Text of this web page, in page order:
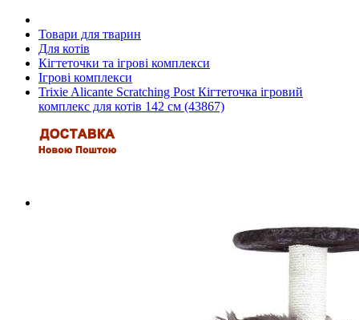
Товари для тварин
Для котів
Кігтеточки та ігрові комплекси
Ігрові комплекси
Trixie Alicante Scratching Post Кігтеточка ігровий
комплекс для котів 142 см (43867)